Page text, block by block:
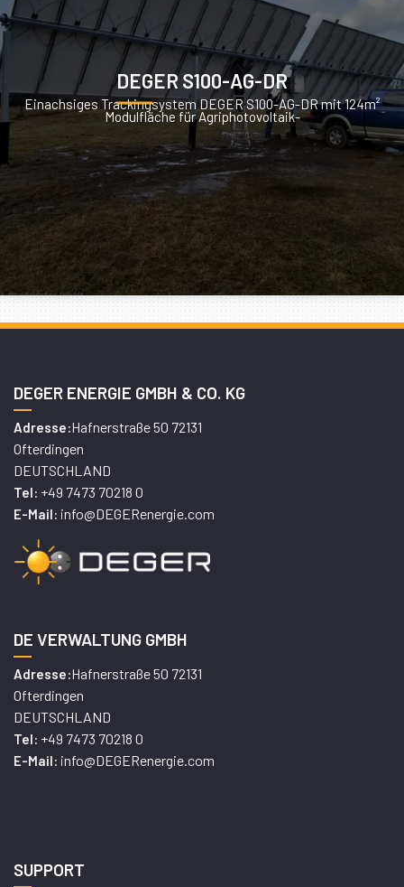
DEGER S100-AG-DR
Einachsiges Trackingsystem DEGER S100-AG-DR mit 124m²
Modulfläche für Agriphotovoltaik-
DEGER ENERGIE GMBH & CO. KG
Adresse:Hafnerstraße 50 72131
Ofterdingen
DEUTSCHLAND
Tel: +49 7473 70218 0
E-Mail: info@DEGERenergie.com
DE VERWALTUNG GMBH
Adresse:Hafnerstraße 50 72131
Ofterdingen
DEUTSCHLAND
Tel: +49 7473 70218 0
E-Mail: info@DEGERenergie.com
SUPPORT